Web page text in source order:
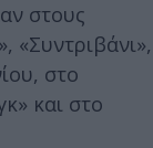
στους
«Συντριβάνι»,
στο
και στο